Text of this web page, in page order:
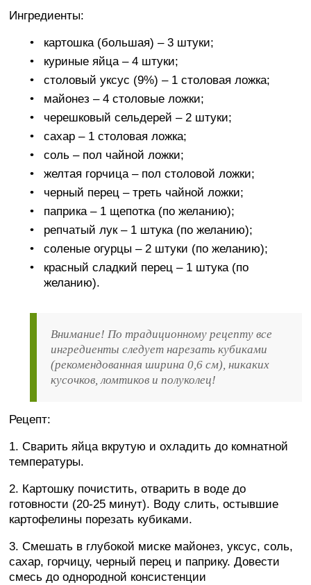
Ингредиенты:
картошка (большая) – 3 штуки;
куриные яйца – 4 штуки;
столовый уксус (9%) – 1 столовая ложка;
майонез – 4 столовые ложки;
черешковый сельдерей – 2 штуки;
сахар – 1 столовая ложка;
соль – пол чайной ложки;
желтая горчица – пол столовой ложки;
черный перец – треть чайной ложки;
паприка – 1 щепотка (по желанию);
репчатый лук – 1 штука (по желанию);
соленые огурцы – 2 штуки (по желанию);
красный сладкий перец – 1 штука (по
желанию).
Внимание! По традиционному рецепту все
ингредиенты следует нарезать кубиками
(рекомендованная ширина 0,6 см), никаких
кусочков, ломтиков и полуколец!
Рецепт:
1. Сварить яйца вкрутую и охладить до комнатной
температуры.
2. Картошку почистить, отварить в воде до
готовности (20-25 минут). Воду слить, остывшие
картофелины порезать кубиками.
3. Смешать в глубокой миске майонез, уксус, соль,
сахар, горчицу, черный перец и паприку. Довести
смесь до однородной консистенции